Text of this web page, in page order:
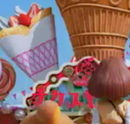
dwarfはキャラクター開発
こま撮りアニメーショ
手がけるスタジオです